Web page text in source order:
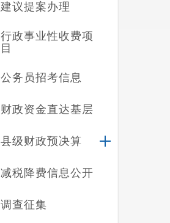
建议提案办理
行政事业性收费项
目
公务员招考信息
财政资金直达基层
县级财政预决算
减税降费信息公开
调查征集